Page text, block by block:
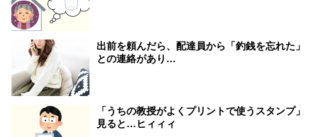
出前を頼んだら、配達員から「釣銭を忘れた」
との連絡があり…
「うちの教授がよくプリントで使うスタンプ」
見ると…ヒィィィ